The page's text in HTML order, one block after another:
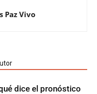
Paz Vivo
dice el pronóstico